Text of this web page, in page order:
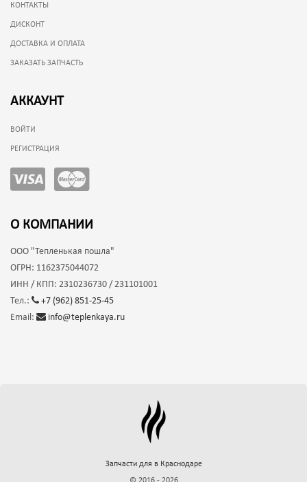
КОНТАКТЫ
ДИСКОНТ
ДОСТАВКА И ОПЛАТА
ЗАКАЗАТЬ ЗАПЧАСТЬ
АККАУНТ
ВОЙТИ
РЕГИСТРАЦИЯ
О КОМПАНИИ
ООО "Тепленькая пошла"
ОГРН: 1162375044072
ИНН / КПП: 2310236730 / 231101001
Тел.:
+7 (962) 851-25-45
Email:
info@teplenkaya.ru
Запчасти для в Краснодаре